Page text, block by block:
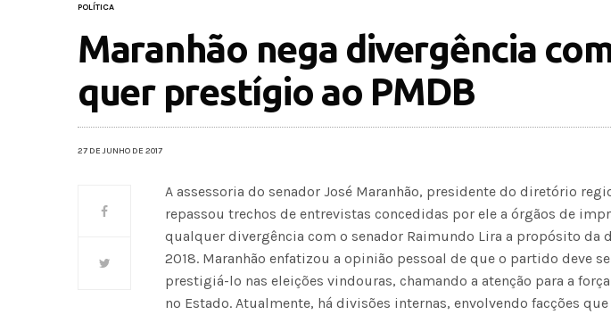
POLÍTICA
Maranhão nega divergência
quer prestígio ao PMDB
27 DE JUNHO DE 2017
A assessoria do senador José Maranhão, presidente do diretório
repassou trechos de entrevistas concedidas por ele a órgãos de
qualquer divergência com o senador Raimundo Lira a propósito da
2018. Maranhão enfatizou a opinião pessoal de que o partido deve
prestigiá-lo nas eleições vindouras, chamando a atenção para a
no Estado. Atualmente, há divisões internas, envolvendo facções